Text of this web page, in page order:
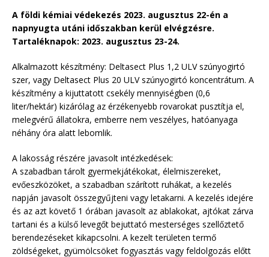
A földi kémiai védekezés 2023. augusztus 22-én a
napnyugta utáni időszakban kerül elvégzésre.
Tartaléknapok: 2023. augusztus 23-24.
Alkalmazott készítmény: Deltasect Plus 1,2 ULV szúnyogirtó
szer, vagy Deltasect Plus 20 ULV szúnyogirtó koncentrátum. A
készítmény a kijuttatott csekély mennyiségben (0,6
liter/hektár) kizárólag az érzékenyebb rovarokat pusztítja el,
melegvérű állatokra, emberre nem veszélyes, hatóanyaga
néhány óra alatt lebomlik.
A lakosság részére javasolt intézkedések:
A szabadban tárolt gyermekjátékokat, élelmiszereket,
evőeszközöket, a szabadban szárított ruhákat, a kezelés
napján javasolt összegyűjteni vagy letakarni. A kezelés idejére
és az azt követő 1 órában javasolt az ablakokat, ajtókat zárva
tartani és a külső levegőt bejuttató mesterséges szellőztető
berendezéseket kikapcsolni. A kezelt területen termő
zöldségeket, gyümölcsöket fogyasztás vagy feldolgozás előtt